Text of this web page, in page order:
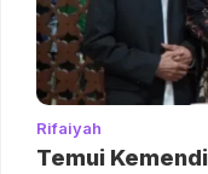
Rifaiyah
Temui